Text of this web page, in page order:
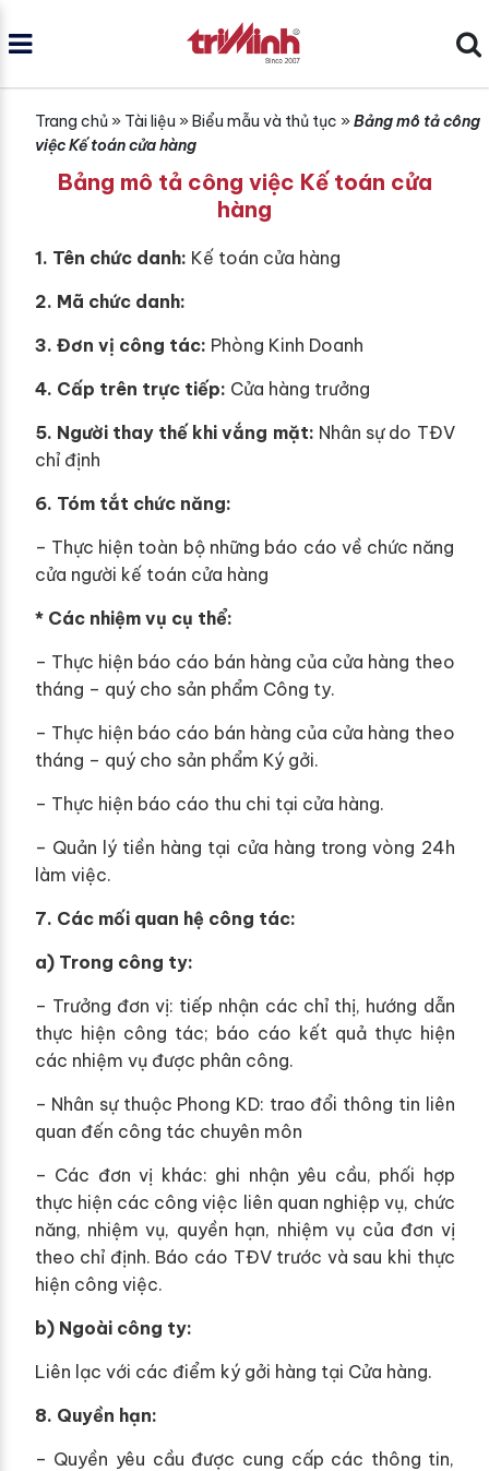
Trang chủ» Tài liệu » Biểu mẫu và thủ tục » Bảng mô tả công
việc Kế toán cửa hàng
Bảng mô tả công việc Kế toán cửa
hàng
1. Tên chức danh: Kế toán cửa hàng
2. Mã chức danh:
3. Đơn vị công tác: Phòng Kinh Doanh
4. Cấp trên trực tiếp: Cửa hàng trưởng
5. Người thay thế khi vắng mặt: Nhân sự do TĐV
chỉ định
6. Tóm tắt chức năng:
– Thực hiện toàn bộ những báo cáo về chức năng
cửa người kế toán cửa hàng
* Các nhiệm vụ cụ thể:
– Thực hiện báo cáo bán hàng của cửa hàng theo
tháng – quý cho sản phẩm Công ty.
– Thực hiện báo cáo bán hàng của cửa hàng theo
tháng – quý cho sản phẩm Ký gởi.
– Thực hiện báo cáo thu chi tại cửa hàng.
– Quản lý tiền hàng tại cửa hàng trong vòng 24h
làm việc.
7. Các mối quan hệ công tác:
a) Trong công ty:
– Trưởng đơn vị: tiếp nhận các chỉ thị, hướng dẫn
thực hiện công tác; báo cáo kết quả thực hiện
các nhiệm vụ được phân công.
– Nhân sự thuộc Phong KD: trao đổi thông tin liên
quan đến công tác chuyên môn
– Các đơn vị khác: ghi nhận yêu cầu, phối hợp
thực hiện các công việc liên quan nghiệp vụ, chức
năng, nhiệm vụ, quyền hạn, nhiệm vụ của đơn vị
theo chỉ định. Báo cáo TĐV trước và sau khi thực
hiện công việc.
b) Ngoài công ty:
Liên lạc với các điểm ký gởi hàng tại Cửa hàng.
8. Quyền hạn:
– Quyền yêu cầu được cung cấp các thông tin,